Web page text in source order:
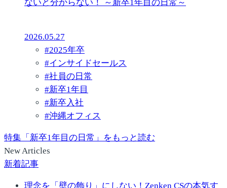
ないと分からない！ ～新卒1年目の日常～
2026.05.27
#2025年卒
#インサイドセールス
#社員の日常
#新卒1年目
#新卒入社
#沖縄オフィス
特集「新卒1年目の日常」をもっと読む
New Articles
新着記事
理念を「壁の飾り」にしない！Zenken CSの本気す